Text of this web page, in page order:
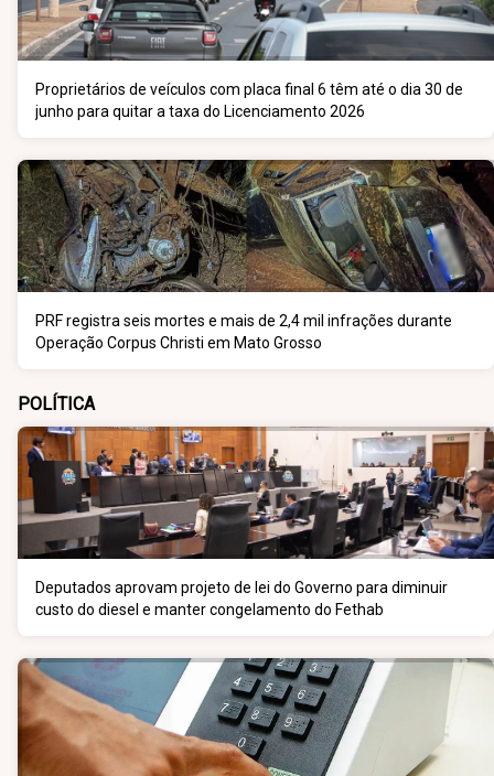
Proprietários de veículos com placa final 6 têm até o dia 30 de
junho para quitar a taxa do Licenciamento 2026
PRF registra seis mortes e mais de 2,4 mil infrações durante
Operação Corpus Christi em Mato Grosso
POLÍTICA
Deputados aprovam projeto de lei do Governo para diminuir
custo do diesel e manter congelamento do Fethab